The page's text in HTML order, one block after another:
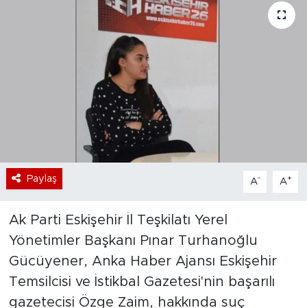
Paylaş A- A+
Ak Parti Eskişehir İl Teşkilatı Yerel
Yönetimler Başkanı Pınar Turhanoğlu
Gücüyener, Anka Haber Ajansı Eskişehir
Temsilcisi ve İstikbal Gazetesi'nin başarılı
gazetecisi Özge Zaim, hakkında suç
Magazin
Sektör